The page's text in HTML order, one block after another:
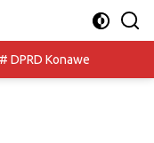
# DPRD Konawe